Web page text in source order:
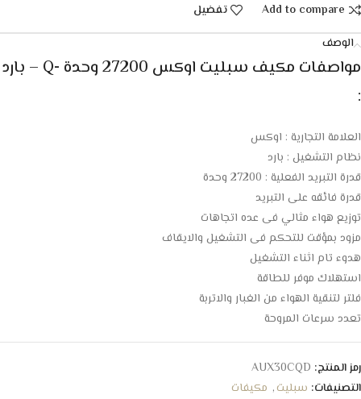
Add to compare
تفضيل
الوصف
مواصفات مكيف سبليت اوكس 27200 وحدة -Q – بارد
:
العلامة التجارية : اوكس
نظام التشغيل : بارد
قدرة التبريد الفعلية : 27200 وحدة
قدرة فائقه على التبريد
توزيع هواء مثالي فى عده اتجاهات
مزود بمؤقت للتحكم فى التشغيل والايقاف
هدوء تام اثناء التشغيل
استهلاك موفر للطاقة
فلتر لتنقية الهواء من الغبار والاتربة
تعدد سرعات المروحة
رمز المنتج: AUX30CQD
التصنيفات: سبليت, مكيفات